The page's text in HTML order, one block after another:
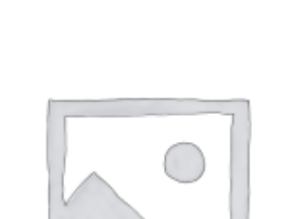
Rp 200000